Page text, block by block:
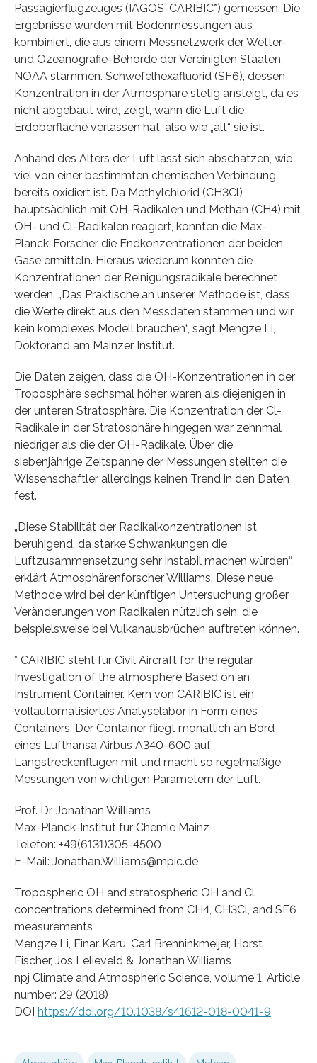
Passagierflugzeuges (IAGOS-CARIBIC*) gemessen. Die
Ergebnisse wurden mit Bodenmessungen aus
kombiniert, die aus einem Messnetzwerk der Wetter-
und Ozeanografie-Behörde der Vereinigten Staaten,
NOAA stammen. Schwefelhexafluorid (SF6), dessen
Konzentration in der Atmosphäre stetig ansteigt, da es
nicht abgebaut wird, zeigt, wann die Luft die
Erdoberfläche verlassen hat, also wie „alt“ sie ist.
Anhand des Alters der Luft lässt sich abschätzen, wie
viel von einer bestimmten chemischen Verbindung
bereits oxidiert ist. Da Methylchlorid (CH3Cl)
hauptsächlich mit OH-Radikalen und Methan (CH4) mit
OH- und Cl-Radikalen reagiert, konnten die Max-
Planck-Forscher die Endkonzentrationen der beiden
Gase ermitteln. Hieraus wiederum konnten die
Konzentrationen der Reinigungsradikale berechnet
werden. „Das Praktische an unserer Methode ist, dass
die Werte direkt aus den Messdaten stammen und wir
kein komplexes Modell brauchen“, sagt Mengze Li,
Doktorand am Mainzer Institut.
Die Daten zeigen, dass die OH-Konzentrationen in der
Troposphäre sechsmal höher waren als diejenigen in
der unteren Stratosphäre. Die Konzentration der Cl-
Radikale in der Stratosphäre hingegen war zehnmal
niedriger als die der OH-Radikale. Über die
siebenjährige Zeitspanne der Messungen stellten die
Wissenschaftler allerdings keinen Trend in den Daten
fest.
„Diese Stabilität der Radikalkonzentrationen ist
beruhigend, da starke Schwankungen die
Luftzusammensetzung sehr instabil machen würden“,
erklärt Atmosphärenforscher Williams. Diese neue
Methode wird bei der künftigen Untersuchung großer
Veränderungen von Radikalen nützlich sein, die
beispielsweise bei Vulkanausbrüchen auftreten können.
* CARIBIC steht für Civil Aircraft for the regular
Investigation of the atmosphere Based on an
Instrument Container. Kern von CARIBIC ist ein
vollautomatisiertes Analyselabor in Form eines
Containers. Der Container fliegt monatlich an Bord
eines Lufthansa Airbus A340-600 auf
Langstreckenflügen mit und macht so regelmäßige
Messungen von wichtigen Parametern der Luft.
Prof. Dr. Jonathan Williams
Max-Planck-Institut für Chemie Mainz
Telefon: +49(6131)305-4500
E-Mail: Jonathan.Williams@mpic.de
Tropospheric OH and stratospheric OH and Cl
concentrations determined from CH4, CH3Cl, and SF6
measurements
Mengze Li, Einar Karu, Carl Brenninkmeijer, Horst
Fischer, Jos Lelieveld & Jonathan Williams
npj Climate and Atmospheric Science, volume 1, Article
number: 29 (2018)
DOI https://doi.org/10.1038/s41612-018-0041-9